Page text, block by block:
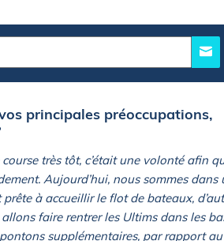
principales préoccupations,
très tôt, c’était une volonté afin
Aujourd’hui, nous sommes dans
à accueillir le flot de bateaux,
faire rentrer les Ultims dans les
supplémentaires, par rapport au